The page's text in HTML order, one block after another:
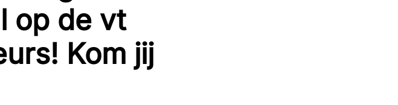
op de vt
Kom jij